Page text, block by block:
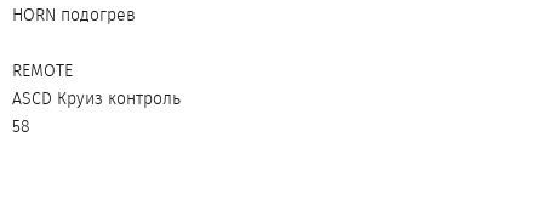
HORN подогрев
REMOTE
ASCD Круиз контроль
58